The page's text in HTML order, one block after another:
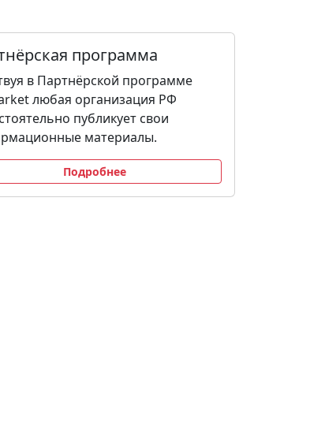
программа
в Партнёрской программе
любая организация РФ
публикует свои
материалы.
Подробнее